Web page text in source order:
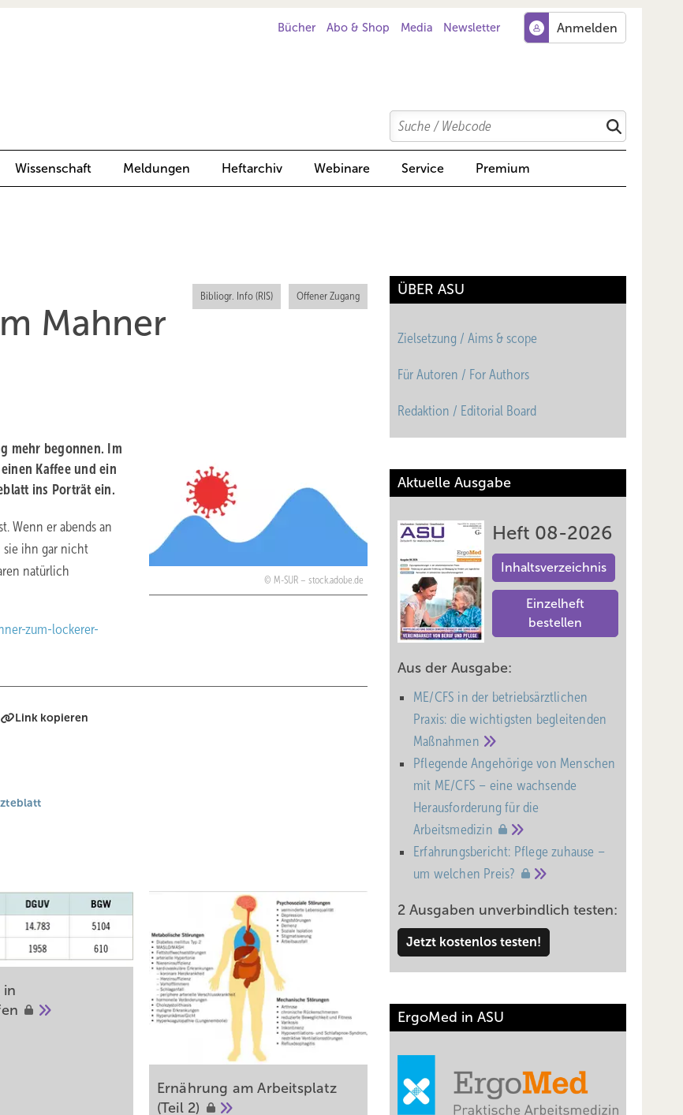
Bücher Abo & Shop Media Newsletter
Search
Suchen
Wissenschaft Meldungen Heftarchiv Webinare Service Premium
Bibliogr. Info (RIS) Offener Zugang
Mahner
M-SUR – stock.adobe.de
mehr begonnen. Im
Kaffee und ein
ins Porträt ein.
Wenn er abends an
sie ihn gar nicht
natürlich
zum-lockerer-
Link kopieren
in
Ernährung am Arbeitsplatz
(Teil 2)
ÜBER ASU
Zielsetzung / Aims & scope
Für Autoren / For Authors
Redaktion / Editorial Board
Aktuelle Ausgabe
Heft 08-2026
Inhaltsverzeichnis
Einzelheft
bestellen
Aus der Ausgabe:
ME/CFS in der betriebsärztlichen
Praxis: die wichtigsten begleitenden
Maßnahmen
Pflegende Angehörige von Menschen
mit ME/CFS – eine wachsende
Heraus­forderung für die
Arbeitsmedizin
Erfahrungsbericht: Pflege zuhause –
um welchen Preis?
2 Ausgaben unverbindlich testen:
Jetzt kostenlos testen!
ErgoMed in ASU